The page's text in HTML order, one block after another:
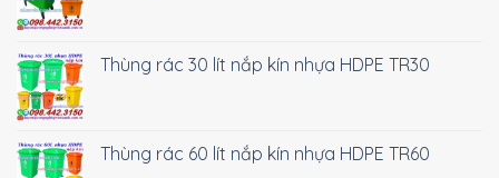
Thùng rác 30 lít nắp kín nhựa HDPE TR30
Thùng rác 60 lít nắp kín nhựa HDPE TR60